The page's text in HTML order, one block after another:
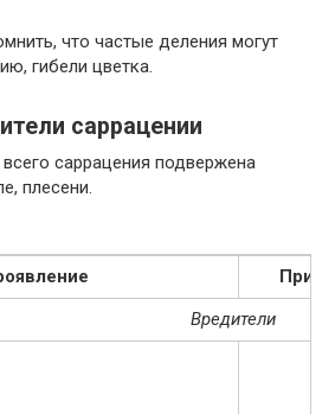
что частые деления могут
гибели цветка.
саррацении
саррацения подвержена
плесени.
Вредители